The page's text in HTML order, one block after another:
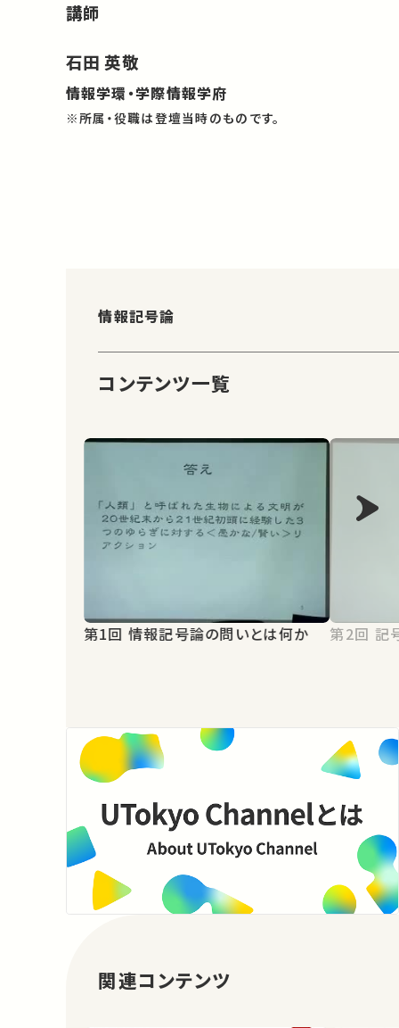
講師
石田 英敬
情報学環・学際情報学府
※所属・役職は登壇当時のものです。
情報記号論
コンテンツ一覧
第1回 情報記号論の問いとは何か 第2
関連コンテンツ